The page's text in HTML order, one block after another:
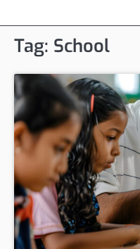
Tag: School